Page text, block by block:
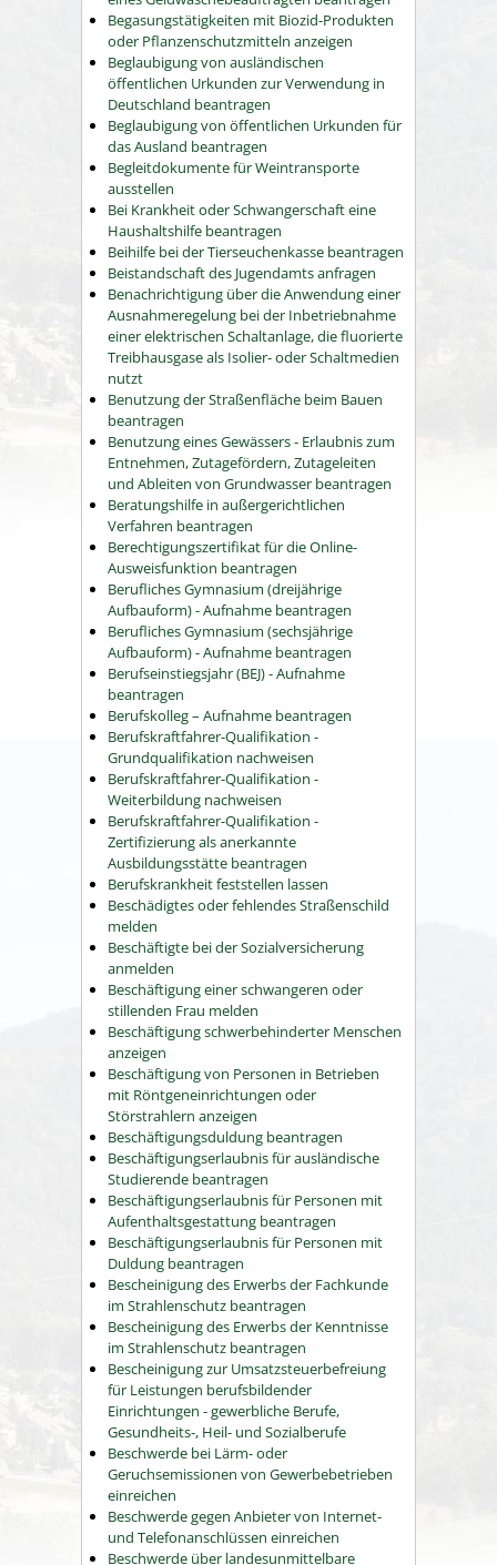
Begasungstätigkeiten mit Biozid-Produkten
oder Pflanzenschutzmitteln anzeigen
Beglaubigung von ausländischen
öffentlichen Urkunden zur Verwendung in
Deutschland beantragen
Beglaubigung von öffentlichen Urkunden für
das Ausland beantragen
Begleitdokumente für Weintransporte
ausstellen
Bei Krankheit oder Schwangerschaft eine
Haushaltshilfe beantragen
Beihilfe bei der Tierseuchenkasse beantragen
Beistandschaft des Jugendamts anfragen
Benachrichtigung über die Anwendung einer
Ausnahmeregelung bei der Inbetriebnahme
einer elektrischen Schaltanlage, die fluorierte
Treibhausgase als Isolier- oder Schaltmedien
nutzt
Benutzung der Straßenfläche beim Bauen
beantragen
Benutzung eines Gewässers - Erlaubnis zum
Entnehmen, Zutagefördern, Zutageleiten
und Ableiten von Grundwasser beantragen
Beratungshilfe in außergerichtlichen
Verfahren beantragen
Berechtigungszertifikat für die Online-
Ausweisfunktion beantragen
Berufliches Gymnasium (dreijährige
Aufbauform) - Aufnahme beantragen
Berufliches Gymnasium (sechsjährige
Aufbauform) - Aufnahme beantragen
Berufseinstiegsjahr (BEJ) - Aufnahme
beantragen
Berufskolleg – Aufnahme beantragen
Berufskraftfahrer-Qualifikation -
Grundqualifikation nachweisen
Berufskraftfahrer-Qualifikation -
Weiterbildung nachweisen
Berufskraftfahrer-Qualifikation -
Zertifizierung als anerkannte
Ausbildungsstätte beantragen
Berufskrankheit feststellen lassen
Beschädigtes oder fehlendes Straßenschild
melden
Beschäftigte bei der Sozialversicherung
anmelden
Beschäftigung einer schwangeren oder
stillenden Frau melden
Beschäftigung schwerbehinderter Menschen
anzeigen
Beschäftigung von Personen in Betrieben
mit Röntgeneinrichtungen oder
Störstrahlern anzeigen
Beschäftigungsduldung beantragen
Beschäftigungserlaubnis für ausländische
Studierende beantragen
Beschäftigungserlaubnis für Personen mit
Aufenthaltsgestattung beantragen
Beschäftigungserlaubnis für Personen mit
Duldung beantragen
Bescheinigung des Erwerbs der Fachkunde
im Strahlenschutz beantragen
Bescheinigung des Erwerbs der Kenntnisse
im Strahlenschutz beantragen
Bescheinigung zur Umsatzsteuerbefreiung
für Leistungen berufsbildender
Einrichtungen - gewerbliche Berufe,
Gesundheits-, Heil- und Sozialberufe
Beschwerde bei Lärm- oder
Geruchsemissionen von Gewerbebetrieben
einreichen
Beschwerde gegen Anbieter von Internet-
und Telefonanschlüssen einreichen
Beschwerde über landesunmittelbare